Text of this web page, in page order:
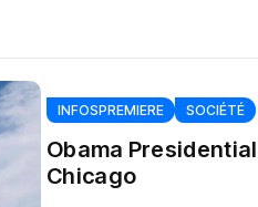
INFOSPREMIERE SOCIÉTÉ
Obama
Chicago